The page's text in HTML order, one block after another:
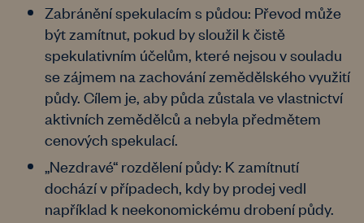
Zabránění spekulacím s půdou: Převod může
být zamítnut, pokud by sloužil k čistě
spekulativním účelům, které nejsou v souladu
se zájmem na zachování zemědělského využití
půdy. Cílem je, aby půda zůstala ve vlastnictví
aktivních zemědělců a nebyla předmětem
cenových spekulací.
„Nezdravé“ rozdělení půdy: K zamítnutí
dochází v případech, kdy by prodej vedl
například k neekonomickému drobení půdy.